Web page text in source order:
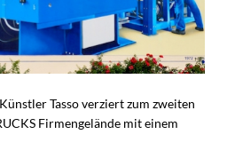
Tasso verziert zum zweiten
Firmengelände mit einem